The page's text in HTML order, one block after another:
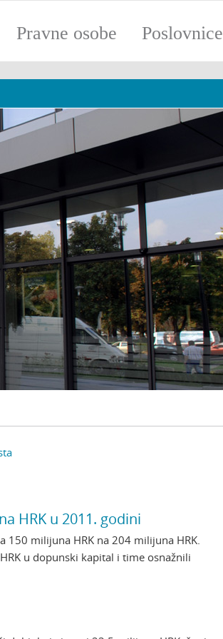
Pravne osobe Poslovnice
HRK u 2011. godini
150 milijuna HRK na 204 milijuna HRK.
u dopunski kapital i time osnažnili